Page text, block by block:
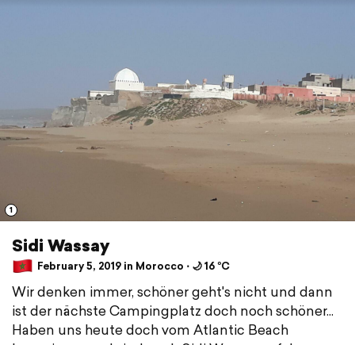
1
Sidi Wassay
February 5, 2019 in Morocco ⋅ 🌙 16 °C
Wir denken immer, schöner geht's nicht und dann
ist der nächste Campingplatz doch noch schöner...
Haben uns heute doch vom Atlantic Beach